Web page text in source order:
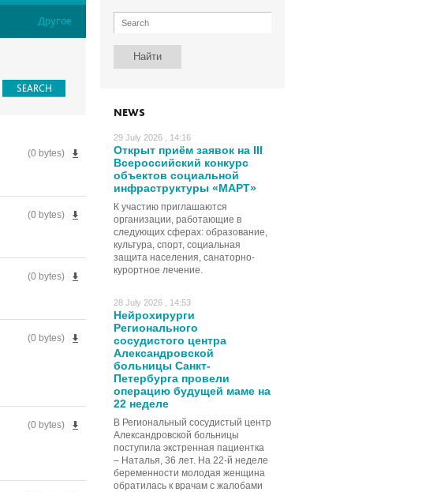
NEWS
29 July 2026 , 14:16
Открыт приём заявок на III
Всероссийский конкурс
объектов социальной
инфраструктуры «МАРТ»
К участию приглашаются
организации, работающие в
следующих сферах: образование,
культура, спорт, социальная
защита населения, санаторно-
курортное лечение.
28 July 2026 , 14:53
Нейрохирурги
Регионального
сосудистого центра
Александровской
больницы Санкт-
Петербурга провели
операцию будущей маме на
22 неделе
В Региональный сосудистый центр
Александровской больницы
поступила экстренная пациентка
– Наталья, 36 лет. На 22-й неделе
беременности молодая женщина
обратилась к врачам с жалобами
Другое
(0 bytes)
(0 bytes)
(0 bytes)
(0 bytes)
(0 bytes)